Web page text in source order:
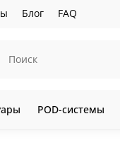
Блог FAQ
POD-системы